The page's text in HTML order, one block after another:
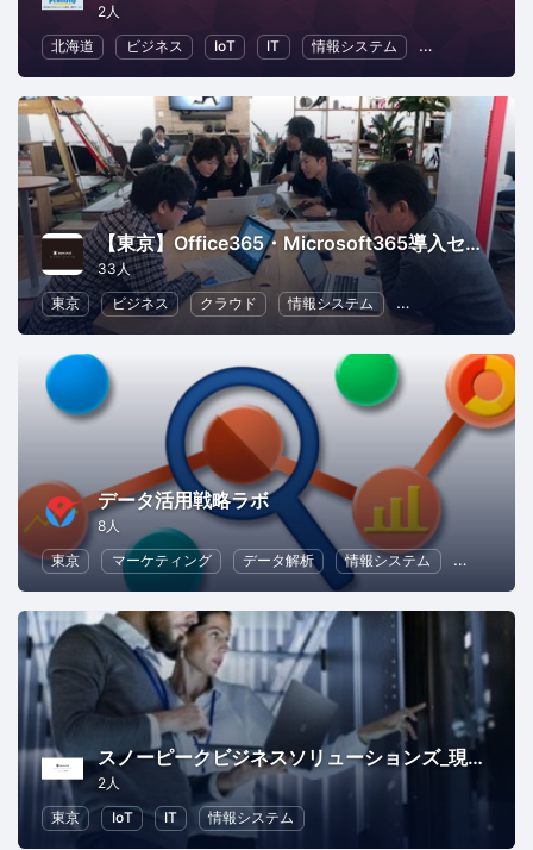
2人
北海道
ビジネス IoT IT 情報システム ビジネス戦略
【東京】Office365・Microsoft365導入セミナー
33人
東京
ビジネス クラウド 情報システム コミュニケーション
データ活用戦略ラボ
8人
東京
マーケティング データ解析 情報システム ビジネス
スノーピークビジネスソリューションズ_現場情報化システム導入セミナー
2人
東京
IoT IT 情報システム